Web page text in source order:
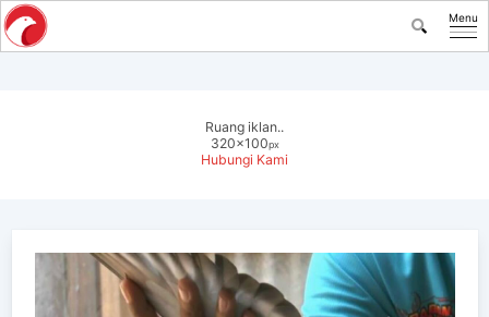
Menu
Ruang iklan..
320x100px
Hubungi Kami